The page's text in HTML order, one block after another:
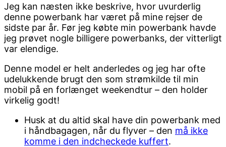
Jeg kan næsten ikke beskrive, hvor uvurderlig
denne powerbank har været på mine rejser de
sidste par år. Før jeg købte min powerbank havde
jeg prøvet nogle billigere powerbanks, der vitterligt
var elendige.
Denne model er helt anderledes og jeg har ofte
udelukkende brugt den som strømkilde til min
mobil på en forlænget weekendtur – den holder
virkelig godt!
Husk at du altid skal have din powerbank med
i håndbagagen, når du flyver – den må ikke
komme i den indcheckede kuffert.